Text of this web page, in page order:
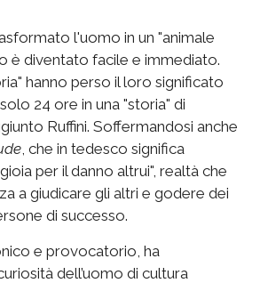
l'uomo in un "animale
è diventato facile e immediato.
hanno perso il loro significato
24 ore in una "storia" di
Ruffini. Soffermandosi anche
, che in tedesco significa
per il danno altrui", realtà che
a giudicare gli altri e godere dei
di successo.
e provocatorio, ha
dell’uomo di cultura